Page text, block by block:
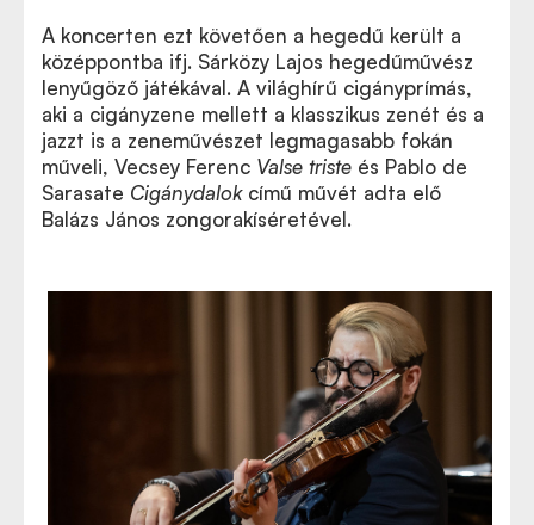
A koncerten ezt követően a hegedű került a
középpontba ifj. Sárközy Lajos hegedűművész
lenyűgöző játékával. A világhírű cigányprímás,
aki a cigányzene mellett a klasszikus zenét és a
jazzt is a zeneművészet legmagasabb fokán
műveli, Vecsey Ferenc Valse triste és Pablo de
Sarasate Cigánydalokcímű művét adta elő
Balázs János zongorakíséretével.